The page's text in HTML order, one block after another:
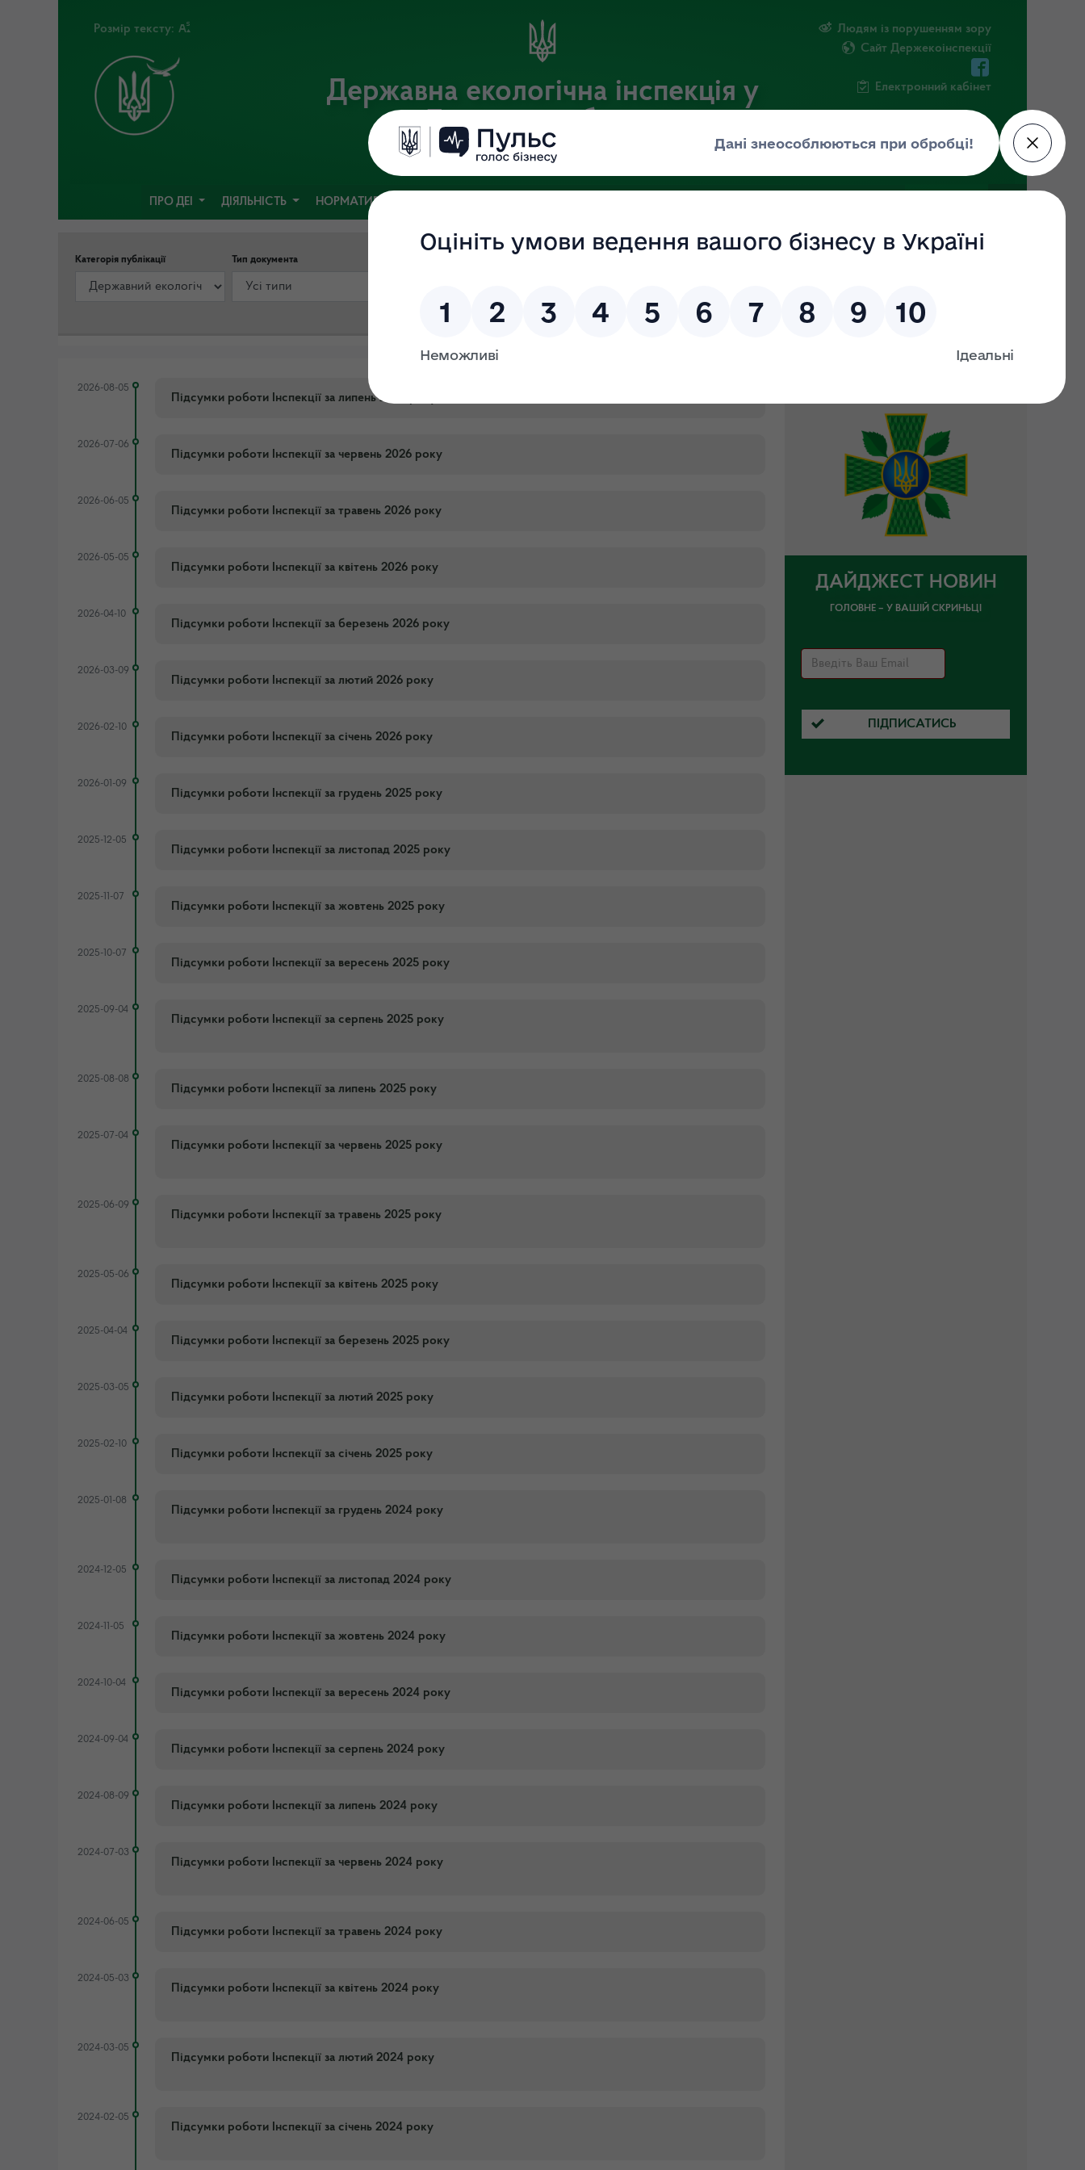
Розмір тексту:
Державна екологічна інспекція у
Львівській області
Офіційний веб-портал
Людям із порушенням зору
Сайт Держекоінспекції
Електронний кабінет
ПРО ДЕІ ДІЯЛЬНІСТЬ НОРМАТИВНА БАЗА
Категорія публікації Тип документа
2026-08-05
Підсумки роботи Інспекції за липень 2026 року
2026-07-06
Підсумки роботи Інспекції за червень 2026 року
2026-06-05
Підсумки роботи Інспекції за травень 2026 року
2026-05-05
Підсумки роботи Інспекції за квітень 2026 року
2026-04-10
Підсумки роботи Інспекції за березень 2026 року
2026-03-09
Підсумки роботи Інспекції за лютий 2026 року
2026-02-10
Підсумки роботи Інспекції за січень 2026 року
2026-01-09
Підсумки роботи Інспекції за грудень 2025 року
2025-12-05
Підсумки роботи Інспекції за листопад 2025 року
2025-11-07
Підсумки роботи Інспекції за жовтень 2025 року
2025-10-07
Підсумки роботи Інспекції за вересень 2025 року
2025-09-04
Підсумки роботи Інспекції за серпень 2025 року
2025-08-08
Підсумки роботи Інспекції за липень 2025 року
2025-07-04
Підсумки роботи Інспекції за червень 2025 року
2025-06-09
Підсумки роботи Інспекції за травень 2025 року
2025-05-06
Підсумки роботи Інспекції за квітень 2025 року
2025-04-04
Підсумки роботи Інспекції за березень 2025 року
2025-03-05
Підсумки роботи Інспекції за лютий 2025 року
2025-02-10
Підсумки роботи Інспекції за січень 2025 року
2025-01-08
Підсумки роботи Інспекції за грудень 2024 року
2024-12-05
Підсумки роботи Інспекції за листопад 2024 року
2024-11-05
Підсумки роботи Інспекції за жовтень 2024 року
2024-10-04
Підсумки роботи Інспекції за вересень 2024 року
2024-09-04
Підсумки роботи Інспекції за серпень 2024 року
2024-08-09
Підсумки роботи Інспекції за липень 2024 року
2024-07-03
Підсумки роботи Інспекції за червень 2024 року
2024-06-05
Підсумки роботи Інспекції за травень 2024 року
2024-05-03
Підсумки роботи Інспекції за квітень 2024 року
2024-03-05
Підсумки роботи Інспекції за лютий 2024 року
2024-02-05
Підсумки роботи Інспекції за січень 2024 року
ДАЙДЖЕСТ НОВИН
ГОЛОВНЕ – У ВАШІЙ СКРИНЬЦІ
ПІДПИСАТИСЬ